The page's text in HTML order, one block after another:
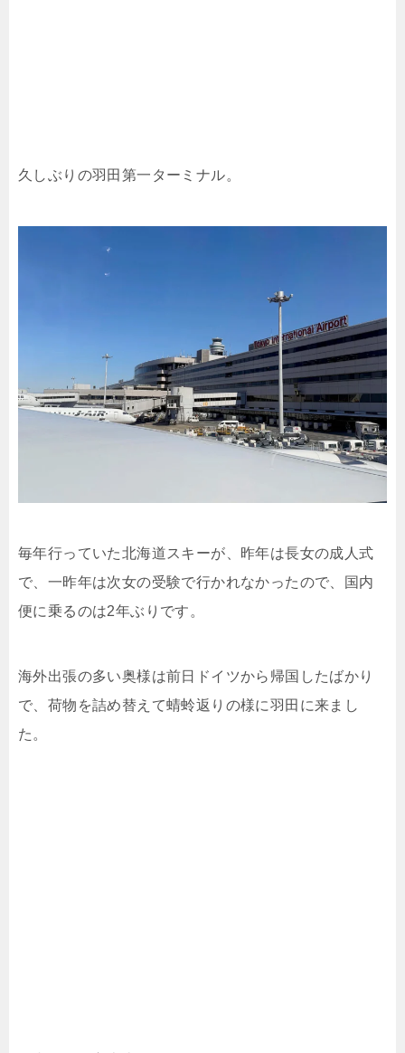
久しぶりの羽田第一ターミナル。
毎年行っていた北海道スキーが、昨年は長女の成人式
で、一昨年は次女の受験で行かれなかったので、国内
便に乗るのは2年ぶりです。
海外出張の多い奥様は前日ドイツから帰国したばかり
で、荷物を詰め替えて蜻蛉返りの様に羽田に来まし
た。